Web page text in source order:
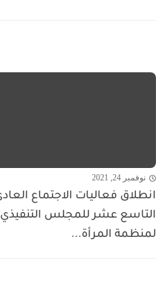
نوفمبر 24, 2021
انطلاق فعاليات الاجتماع
التاسع عشر للمجلس التنفيذي
لمنظمة المرأة...